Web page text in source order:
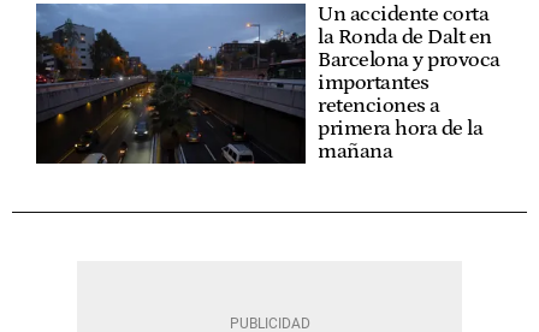
Un accidente corta
la Ronda de Dalt en
Barcelona y provoca
importantes
retenciones a
primera hora de la
mañana